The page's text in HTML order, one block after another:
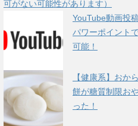
可がない可能性があります）
YouTube動画投
パワーポイント
可能！
【健康系】おか
餅が糖質制限お
った！